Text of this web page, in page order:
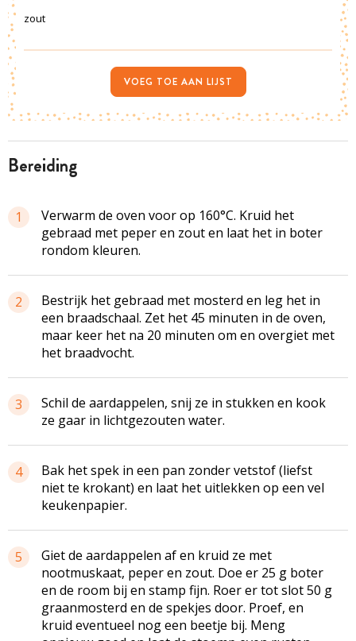
bereiding
1
Verwarm de oven voor op 160°C. Kruid het
gebraad met peper en zout en laat het in boter
rondom kleuren.
2
Bestrijk het gebraad met mosterd en leg het in
een braadschaal. Zet het 45 minuten in de oven,
maar keer het na 20 minuten om en overgiet met
het braadvocht.
3
Schil de aardappelen, snij ze in stukken en kook
ze gaar in lichtgezouten water.
4
Bak het spek in een pan zonder vetstof (liefst
niet te krokant) en laat het uitlekken op een vel
keukenpapier.
5
Giet de aardappelen af en kruid ze met
nootmuskaat, peper en zout. Doe er 25 g boter
en de room bij en stamp fijn. Roer er tot slot 50 g
graanmosterd en de spekjes door. Proef, en
kruid eventueel nog een beetje bij. Meng
zout
VOEG TOE AAN LIJST